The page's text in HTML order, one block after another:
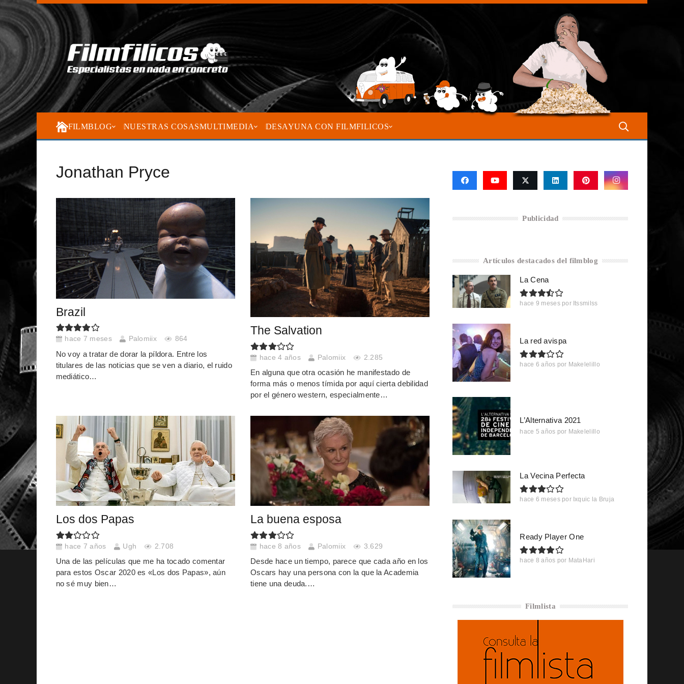
FILMBLOG NUESTRAS COSASMULTIMEDIA DESAYUNA CON FILMFILICOS
Jonathan Pryce
Brazil
hace 7 meses Palomiix 864
No voy a tratar de dorar la píldora. Entre los
titulares de las noticias que se ven a diario, el ruido
mediático…
The Salvation
hace 4 años Palomiix 2.285
En alguna que otra ocasión he manifestado de
forma más o menos tímida por aquí cierta debilidad
por el género western, especialmente…
Los dos Papas
hace 7 años Ugh 2.708
Una de las películas que me ha tocado comentar
para estos Oscar 2020 es «Los dos Papas», aún
no sé muy bien…
La buena esposa
hace 8 años Palomiix 3.629
Desde hace un tiempo, parece que cada año en los
Oscars hay una persona con la que la Academia
tiene una deuda.…
Publicidad
Artículos destacados del filmblog
La Cena
hace 9 meses por Itssmilss
La red avispa
hace 6 años por Makelelillo
L’Alternativa 2021
hace 5 años por Makelelillo
La Vecina Perfecta
hace 6 meses por Ixquic la Bruja
Ready Player One
hace 8 años por MataHari
Filmlista